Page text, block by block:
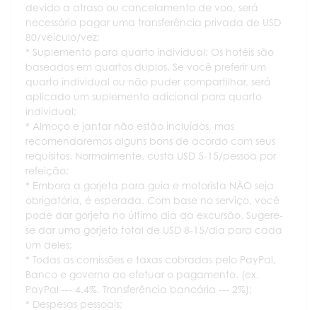
devido a atraso ou cancelamento de voo, será
necessário pagar uma transferência privada de USD
80/veículo/vez;
* Suplemento para quarto individual: Os hotéis são
baseados em quartos duplos. Se você preferir um
quarto individual ou não puder compartilhar, será
aplicado um suplemento adicional para quarto
individual;
* Almoço e jantar não estão incluídos, mas
recomendaremos alguns bons de acordo com seus
requisitos. Normalmente, custa USD 5-15/pessoa por
refeição;
* Embora a gorjeta para guia e motorista NÃO seja
obrigatória, é esperada. Com base no serviço, você
pode dar gorjeta no último dia da excursão. Sugere-
se dar uma gorjeta total de USD 8-15/dia para cada
um deles;
* Todas as comissões e taxas cobradas pelo PayPal,
Banco e governo ao efetuar o pagamento. (ex.
PayPal --- 4.4%. Transferência bancária --- 2%);
* Despesas pessoais;